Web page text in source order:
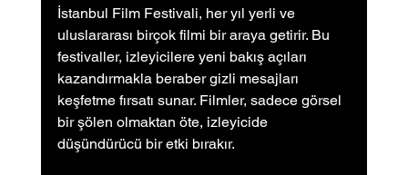
İstanbul Film Festivali, her yıl yerli ve
uluslararası birçok filmi bir araya getirir. Bu
festivaller, izleyicilere yeni bakış açıları
kazandırmakla beraber gizli mesajları
keşfetme fırsatı sunar. Filmler, sadece görsel
bir şölen olmaktan öte, izleyicide
düşündürücü bir etki bırakır.